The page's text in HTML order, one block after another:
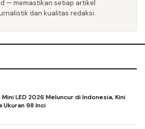
— memastikan setiap artikel
dan kualitas redaksi.
Mini LED 2026 Meluncur di Indonesia, Kini
Ukuran 98 Inci